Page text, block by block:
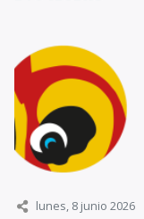
lunes, 8 junio 2026